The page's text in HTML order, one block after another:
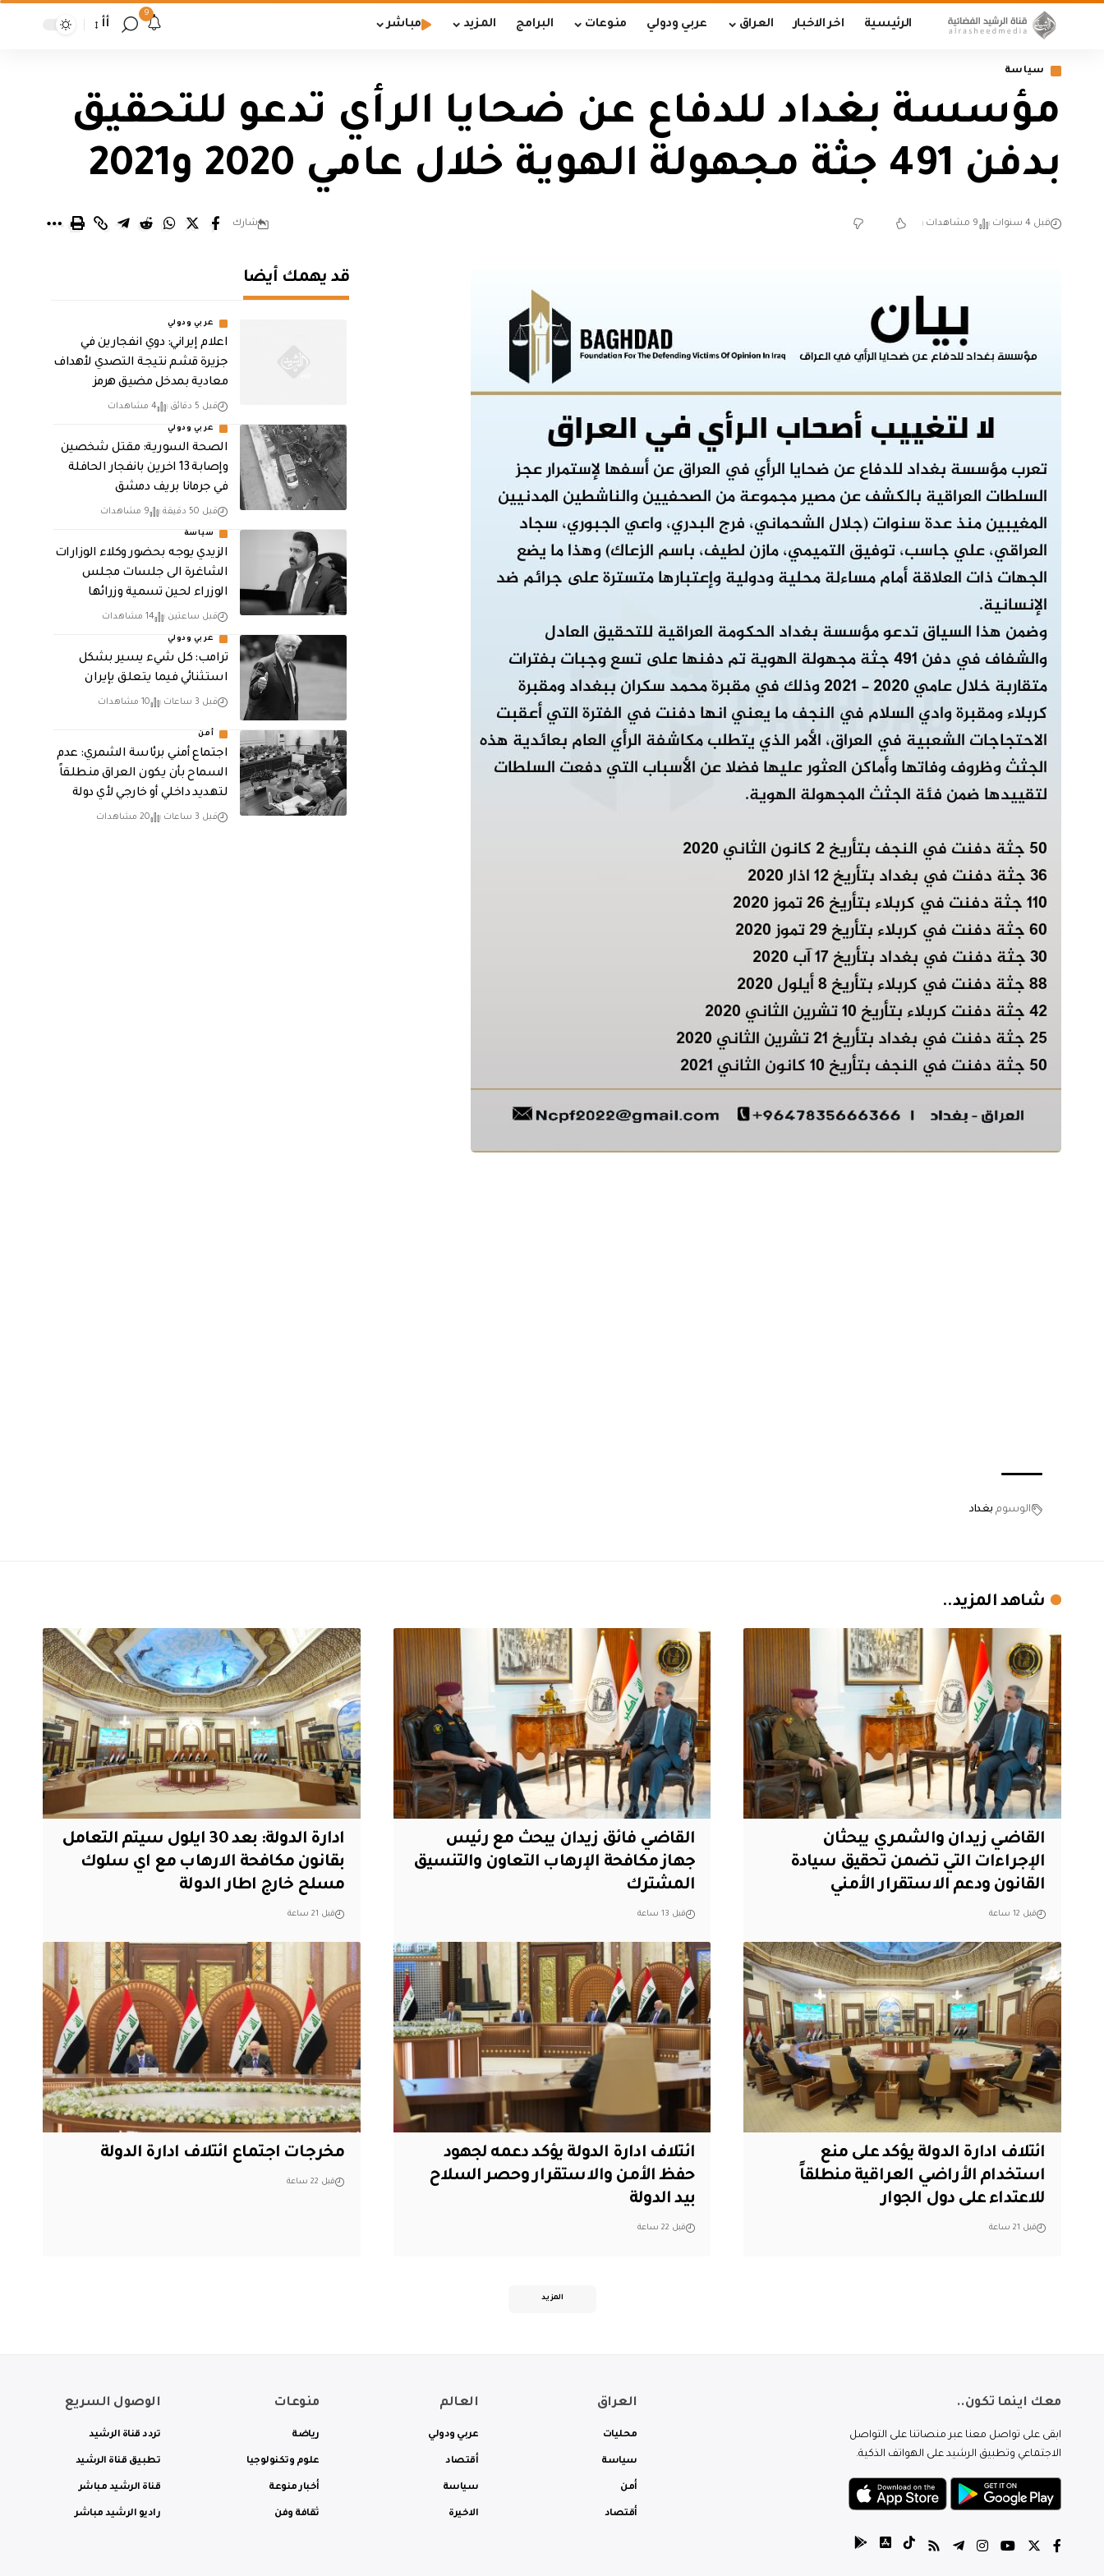
الرئيسية اخر الاخبار العراق عربي ودولي منوعات البرامج المزيد مباشر
9
أأ
سياسة
مؤسسة بغداد للدفاع عن ضحايا الرأي تدعو للتحقيق
بدفن 491 جثة مجهولة الهوية خلال عامي 2020 و2021
قبل 4 سنوات 9 مشاهدات شارك
الوسوم بغداد
قد يهمك أيضا
عربي ودولي
اعلام إيراني: دوي انفجارين في
جزيرة قشم نتيجة التصدي لأهداف
معادية بمدخل مضيق هرمز
قبل 5 دقائق 4 مشاهدات
عربي ودولي
الصحة السورية: مقتل شخصين
وإصابة 13 اخرين بانفجار الحافلة
في جرمانا بريف دمشق
قبل 50 دقيقة 9 مشاهدات
سياسة
الزيدي يوجه بحضور وكلاء الوزارات
الشاغرة الى جلسات مجلس
الوزراء لحين تسمية وزرائها
قبل ساعتين 14 مشاهدات
عربي ودولي
ترامب: كل شيء يسير بشكل
استثنائي فيما يتعلق بإيران
قبل 3 ساعات 10 مشاهدات
أمن
اجتماع أمني برئاسة الشمري: عدم
السماح بأن يكون العراق منطلقاً
لتهديد داخلي أو خارجي لأي دولة
قبل 3 ساعات 20 مشاهدات
شاهد المزيد..
القاضي زيدان والشمري يبحثان
الإجراءات التي تضمن تحقيق سيادة
القانون ودعم الاستقرار الأمني
قبل 12 ساعة
القاضي فائق زيدان يبحث مع رئيس
جهاز مكافحة الإرهاب التعاون والتنسيق
المشترك
قبل 13 ساعة
ادارة الدولة: بعد 30 ايلول سيتم التعامل
بقانون مكافحة الارهاب مع اي سلوك
مسلح خارج اطار الدولة
قبل 21 ساعة
ائتلاف ادارة الدولة يؤكد على منع
استخدام الأراضي العراقية منطلقاً
للاعتداء على دول الجوار
قبل 21 ساعة
ائتلاف ادارة الدولة يؤكد دعمه لجهود
حفظ الأمن والاستقرار وحصر السلاح
بيد الدولة
قبل 22 ساعة
مخرجات اجتماع ائتلاف ادارة الدولة
قبل 22 ساعة
المزيد
معك اينما تكون..
ابقى على تواصل معنا عبر منصاتنا على التواصل
الاجتماعي وتطبيق الرشيد على الهواتف الذكية.
العراق
محليات
سياسة
أمن
أقتصاد
العالم
عربي ودولي
أقتصاد
سياسة
الاخيرة
منوعات
رياضة
علوم وتكنولوجيا
أخبار منوعة
ثقافة وفن
الوصول السريع
تردد قناة الرشيد
تطبيق قناة الرشيد
قناة الرشيد مباشر
راديو الرشيد مباشر